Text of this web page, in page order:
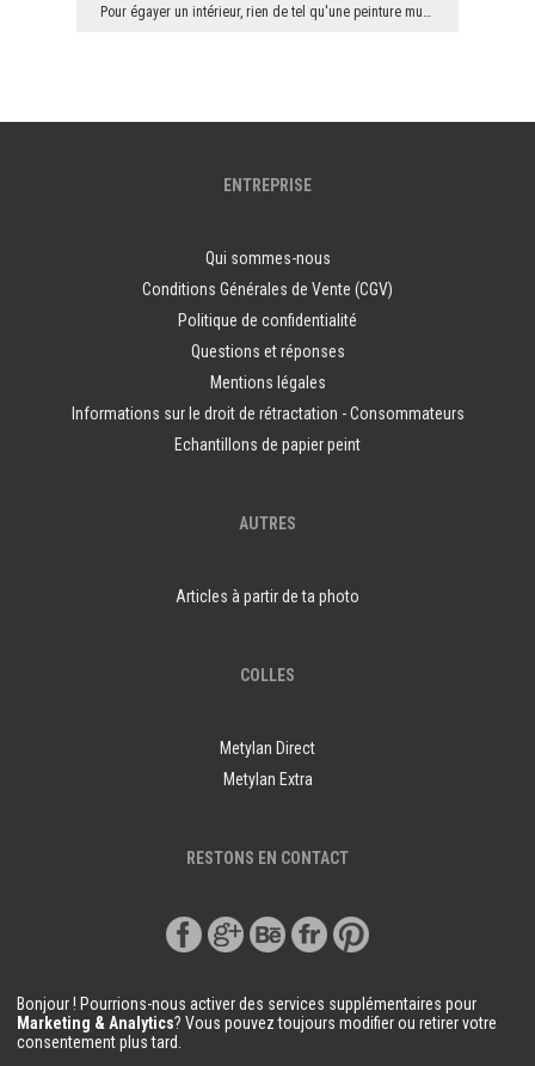
Pour égayer un intérieur, rien de tel qu'une peinture murale bien choisie sur le mur principal. J...
ENTREPRISE
Qui sommes-nous
Conditions Générales de Vente (CGV)
Politique de confidentialité
Questions et réponses
Mentions légales
Informations sur le droit de rétractation - Consommateurs
Echantillons de papier peint
AUTRES
Articles à partir de ta photo
COLLES
Metylan Direct
Metylan Extra
RESTONS EN CONTACT
Bonjour ! Pourrions-nous activer des services supplémentaires pour
Marketing & Analytics? Vous pouvez toujours modifier ou retirer votre
consentement plus tard.